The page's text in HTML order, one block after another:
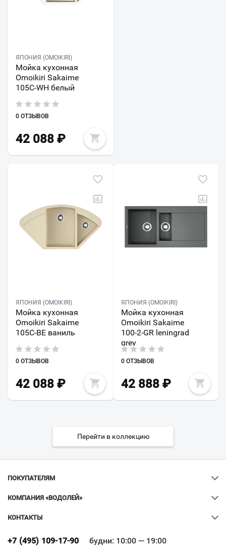
ЯПОНИЯ (OMOIKIRI)
Мойка кухонная
Omoikiri Sakaime
105C-WH белый
0 ОТЗЫВОВ
42 088 ₽
ЯПОНИЯ (OMOIKIRI)
Мойка кухонная
Omoikiri Sakaime
105C-BE ваниль
0 ОТЗЫВОВ
42 088 ₽
ЯПОНИЯ (OMOIKIRI)
Мойка кухонная
Omoikiri Sakaime
100-2-GR leningrad
grey
0 ОТЗЫВОВ
42 888₽
Перейти в коллекцию
ПОКУПАТЕЛЯМ
КОМПАНИЯ «ВОДОЛЕЙ»
КОНТАКТЫ
+7 (495) 109-17-90 будни: 10:00 — 19:00